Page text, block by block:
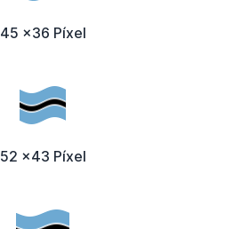
45 x36 Píxel
52 x43 Píxel